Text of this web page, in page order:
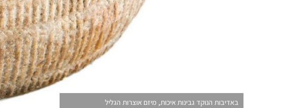
באדיבות הנוקד גבינות איכות, מיזם אוצרות הגליל